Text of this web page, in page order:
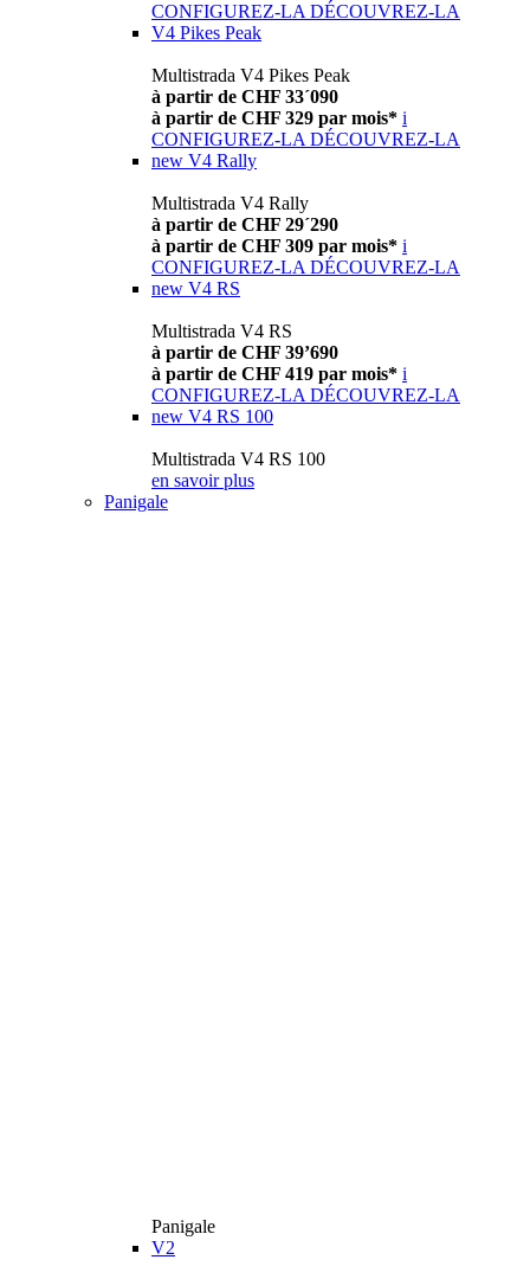
CONFIGUREZ-LA DÉCOUVREZ-LA
V4 Pikes Peak
Multistrada V4 Pikes Peak
à partir de CHF 33´090
à partir de CHF 329 par mois* i
CONFIGUREZ-LA DÉCOUVREZ-LA
new V4 Rally
Multistrada V4 Rally
à partir de CHF 29´290
à partir de CHF 309 par mois* i
CONFIGUREZ-LA DÉCOUVREZ-LA
new V4 RS
Multistrada V4 RS
à partir de CHF 39’690
à partir de CHF 419 par mois* i
CONFIGUREZ-LA DÉCOUVREZ-LA
new V4 RS 100
Multistrada V4 RS 100
en savoir plus
Panigale
Panigale
V2